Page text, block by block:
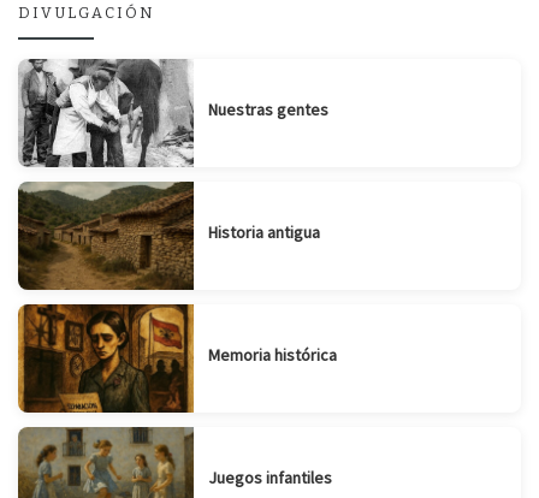
DIVULGACIÓN
Nuestras gentes
Historia antigua
Memoria histórica
Juegos infantiles